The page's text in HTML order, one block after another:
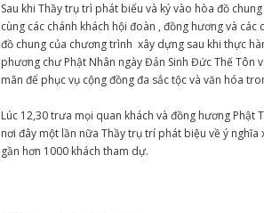
Sau khi Thầy trụ trì phát biểu và ký vào hòa đồ
cùng các chánh khách hội đoàn , đồng hương và
đồ chung của chương trình xây dựng sau khi thực
phương chư Phật Nhân ngày Đản Sinh Đức Thế
mãn để phục vụ cộng đồng đa sắc tộc và văn hóa
Lúc 12,30 trưa mọi quan khách và đồng hương
nơi đây một lần nữa Thầy trụ trí phát biệu về ý
gần hơn 1000 khách tham dự.